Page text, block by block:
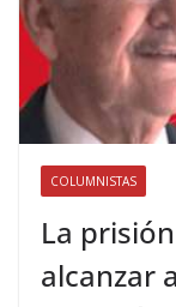
COLUMNISTAS
La
alcanzar